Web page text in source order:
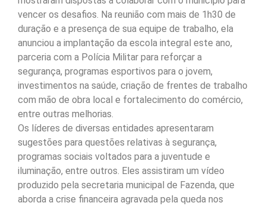
vencer os desafios. Na reunião com mais de 1h30 de
duração e a presença de sua equipe de trabalho, ela
anunciou a implantação da escola integral este ano,
parceria com a Polícia Militar para reforçar a
segurança, programas esportivos para o jovem,
investimentos na saúde, criação de frentes de trabalho
com mão de obra local e fortalecimento do comércio,
entre outras melhorias.
Os líderes de diversas entidades apresentaram
sugestões para questões relativas à segurança,
programas sociais voltados para a juventude e
iluminação, entre outros. Eles assistiram um vídeo
produzido pela secretaria municipal de Fazenda, que
aborda a crise financeira agravada pela queda nos